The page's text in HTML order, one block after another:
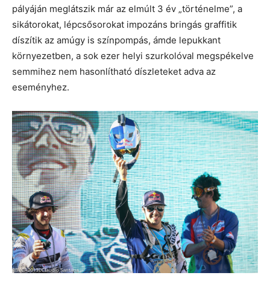
pályáján meglátszik már az elmúlt 3 év „történelme”, a
sikátorokat, lépcsősorokat impozáns bringás graffitik
díszítik az amúgy is színpompás, ámde lepukkant
környezetben, a sok ezer helyi szurkolóval megspékelve
semmihez nem hasonlítható díszleteket adva az
eseményhez.